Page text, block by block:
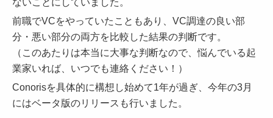
ないことにしていました。
前職でVCをやっていたこともあり、VC調達の良い部
分・悪い部分の両方を比較した結果の判断です。
（このあたりは本当に大事な判断なので、悩んでいる起
業家いれば、いつでも連絡ください！）
Conorisを具体的に構想し始めて1年が過ぎ、今年の3月
にはベータ版のリリースも行いました。